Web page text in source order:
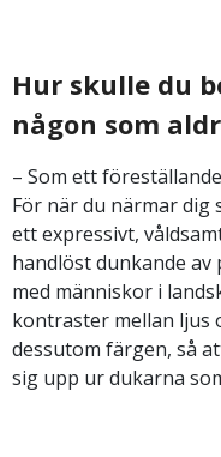
Hur skulle du
någon som
– Som ett
För när du närmar dig
ett expressivt,
handlöst dunkande av
med människor i
kontraster mellan ljus
dessutom färgen, så
sig upp ur dukarna